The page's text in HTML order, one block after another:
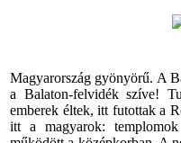
Magyarország gyönyörű. A
a Balaton-felvidék szíve!
emberek éltek, itt futottak a
itt a magyarok: